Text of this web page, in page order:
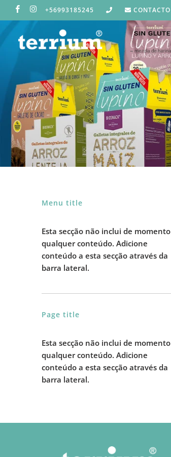
+56993185245 CONTACTO
Menu title
Esta secção não inclui de momento
qualquer conteúdo. Adicione
conteúdo a esta secção através da
barra lateral.
Page title
Esta secção não inclui de momento
qualquer conteúdo. Adicione
conteúdo a esta secção através da
barra lateral.